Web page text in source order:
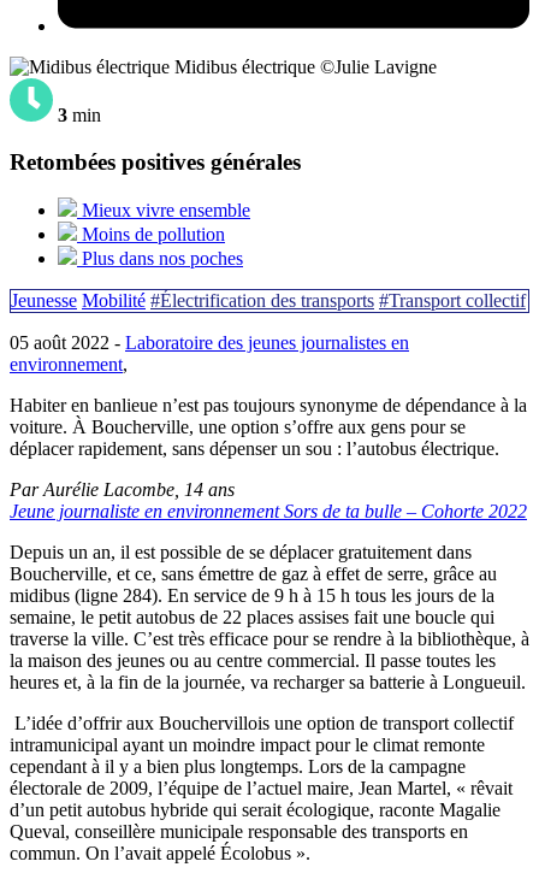
Midibus électrique ©Julie Lavigne
3 min
Retombées positives générales
Mieux vivre ensemble
Moins de pollution
Plus dans nos poches
Jeunesse Mobilité #Électrification des transports #Transport collectif
05 août 2022 - Laboratoire des jeunes journalistes en
environnement,
Habiter en banlieue n’est pas toujours synonyme de dépendance à la
voiture. À Boucherville, une option s’offre aux gens pour se
déplacer rapidement, sans dépenser un sou : l’autobus électrique.
Par Aurélie Lacombe, 14 ans
Jeune journaliste en environnement Sors de ta bulle – Cohorte 2022
Depuis un an, il est possible de se déplacer gratuitement dans
Boucherville, et ce, sans émettre de gaz à effet de serre, grâce au
midibus (ligne 284). En service de 9 h à 15 h tous les jours de la
semaine, le petit autobus de 22 places assises fait une boucle qui
traverse la ville. C’est très efficace pour se rendre à la bibliothèque, à
la maison des jeunes ou au centre commercial. Il passe toutes les
heures et, à la fin de la journée, va recharger sa batterie à Longueuil.
L’idée d’offrir aux Bouchervillois une option de transport collectif
intramunicipal ayant un moindre impact pour le climat remonte
cependant à il y a bien plus longtemps. Lors de la campagne
électorale de 2009, l’équipe de l’actuel maire, Jean Martel, « rêvait
d’un petit autobus hybride qui serait écologique, raconte Magalie
Queval, conseillère municipale responsable des transports en
commun. On l’avait appelé Écolobus ».